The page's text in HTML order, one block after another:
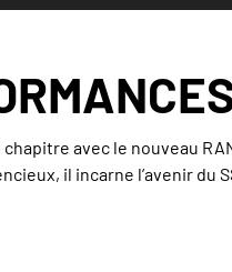
avec le nouveau
il incarne l’avenir du